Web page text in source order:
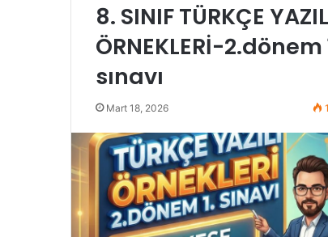
8. SINIF TÜRKÇE
ÖRNEKLERİ-2.dönem
sınavı
Mart 18, 2026